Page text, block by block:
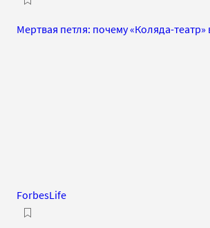
Мертвая петля: почему «Коляда-
ForbesLife